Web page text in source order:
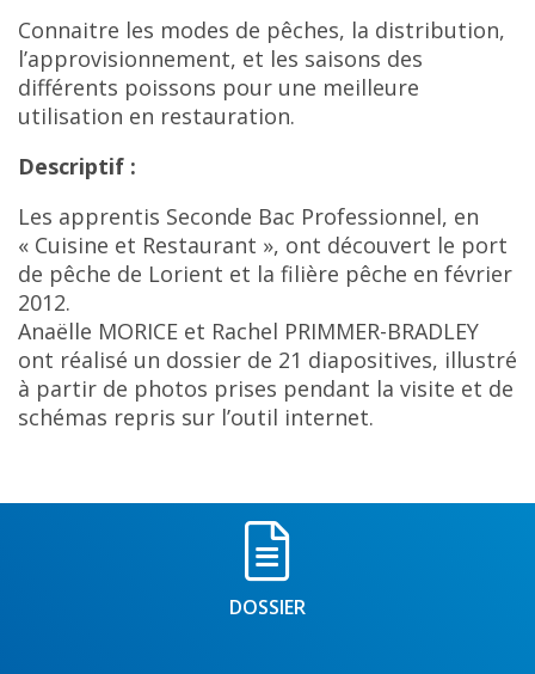
Connaitre les modes de pêches, la distribution,
l’approvisionnement, et les saisons des
différents poissons pour une meilleure
utilisation en restauration.
Descriptif :
Les apprentis Seconde Bac Professionnel, en
« Cuisine et Restaurant », ont découvert le port
de pêche de Lorient et la filière pêche en février
2012.
Anaëlle MORICE et Rachel PRIMMER-BRADLEY
ont réalisé un dossier de 21 diapositives, illustré
à partir de photos prises pendant la visite et de
schémas repris sur l’outil internet.
DOSSIER